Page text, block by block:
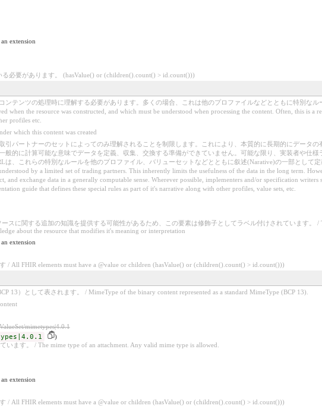
extension
必要があります。 (hasValue() or (children().count() > id.count()))
ンテンツの処理時に理解する必要があります。多くの場合、これは他のプロファイルなどとともに特別なル
when the resource was constructed, and which must be understood when processing the content. Often, this is a
profiles etc.
which this content was created
パートナーのセットによってのみ理解されることを制限します。これにより、本質的に長期的にデータの
般的に計算可能な意味でデータを定義、収集、交換する準備ができていません。可能な限り、実装者や仕様
、これらの特別なルールを他のプロファイル、バリューセットなどとともに叙述(Narative)の一部として
by a limited set of trading partners. This inherently limits the usefulness of the data in the long term.
and exchange data in a generally computable sense. Wherever possible, implementers and/or specification writers
guide that defines these special rules as part of it's narrative along with other profiles, value sets, etc.
スに関する追加の知識を提供する可能性があるため、この要素は修飾子としてラベル付けされています。 /
about the resource that modifies it's meaning or interpretation
extension
/ All FHIR elements must have a @value or children (hasValue() or (children().count() > id.count()))
）として表されます。 / MimeType of the binary content represented as a standard MimeType (BCP 13).
mimetypes|4.0.1
)
ます。 / The mime type of an attachment. Any valid mime type is allowed.
extension
/ All FHIR elements must have a @value or children (hasValue() or (children().count() > id.count()))